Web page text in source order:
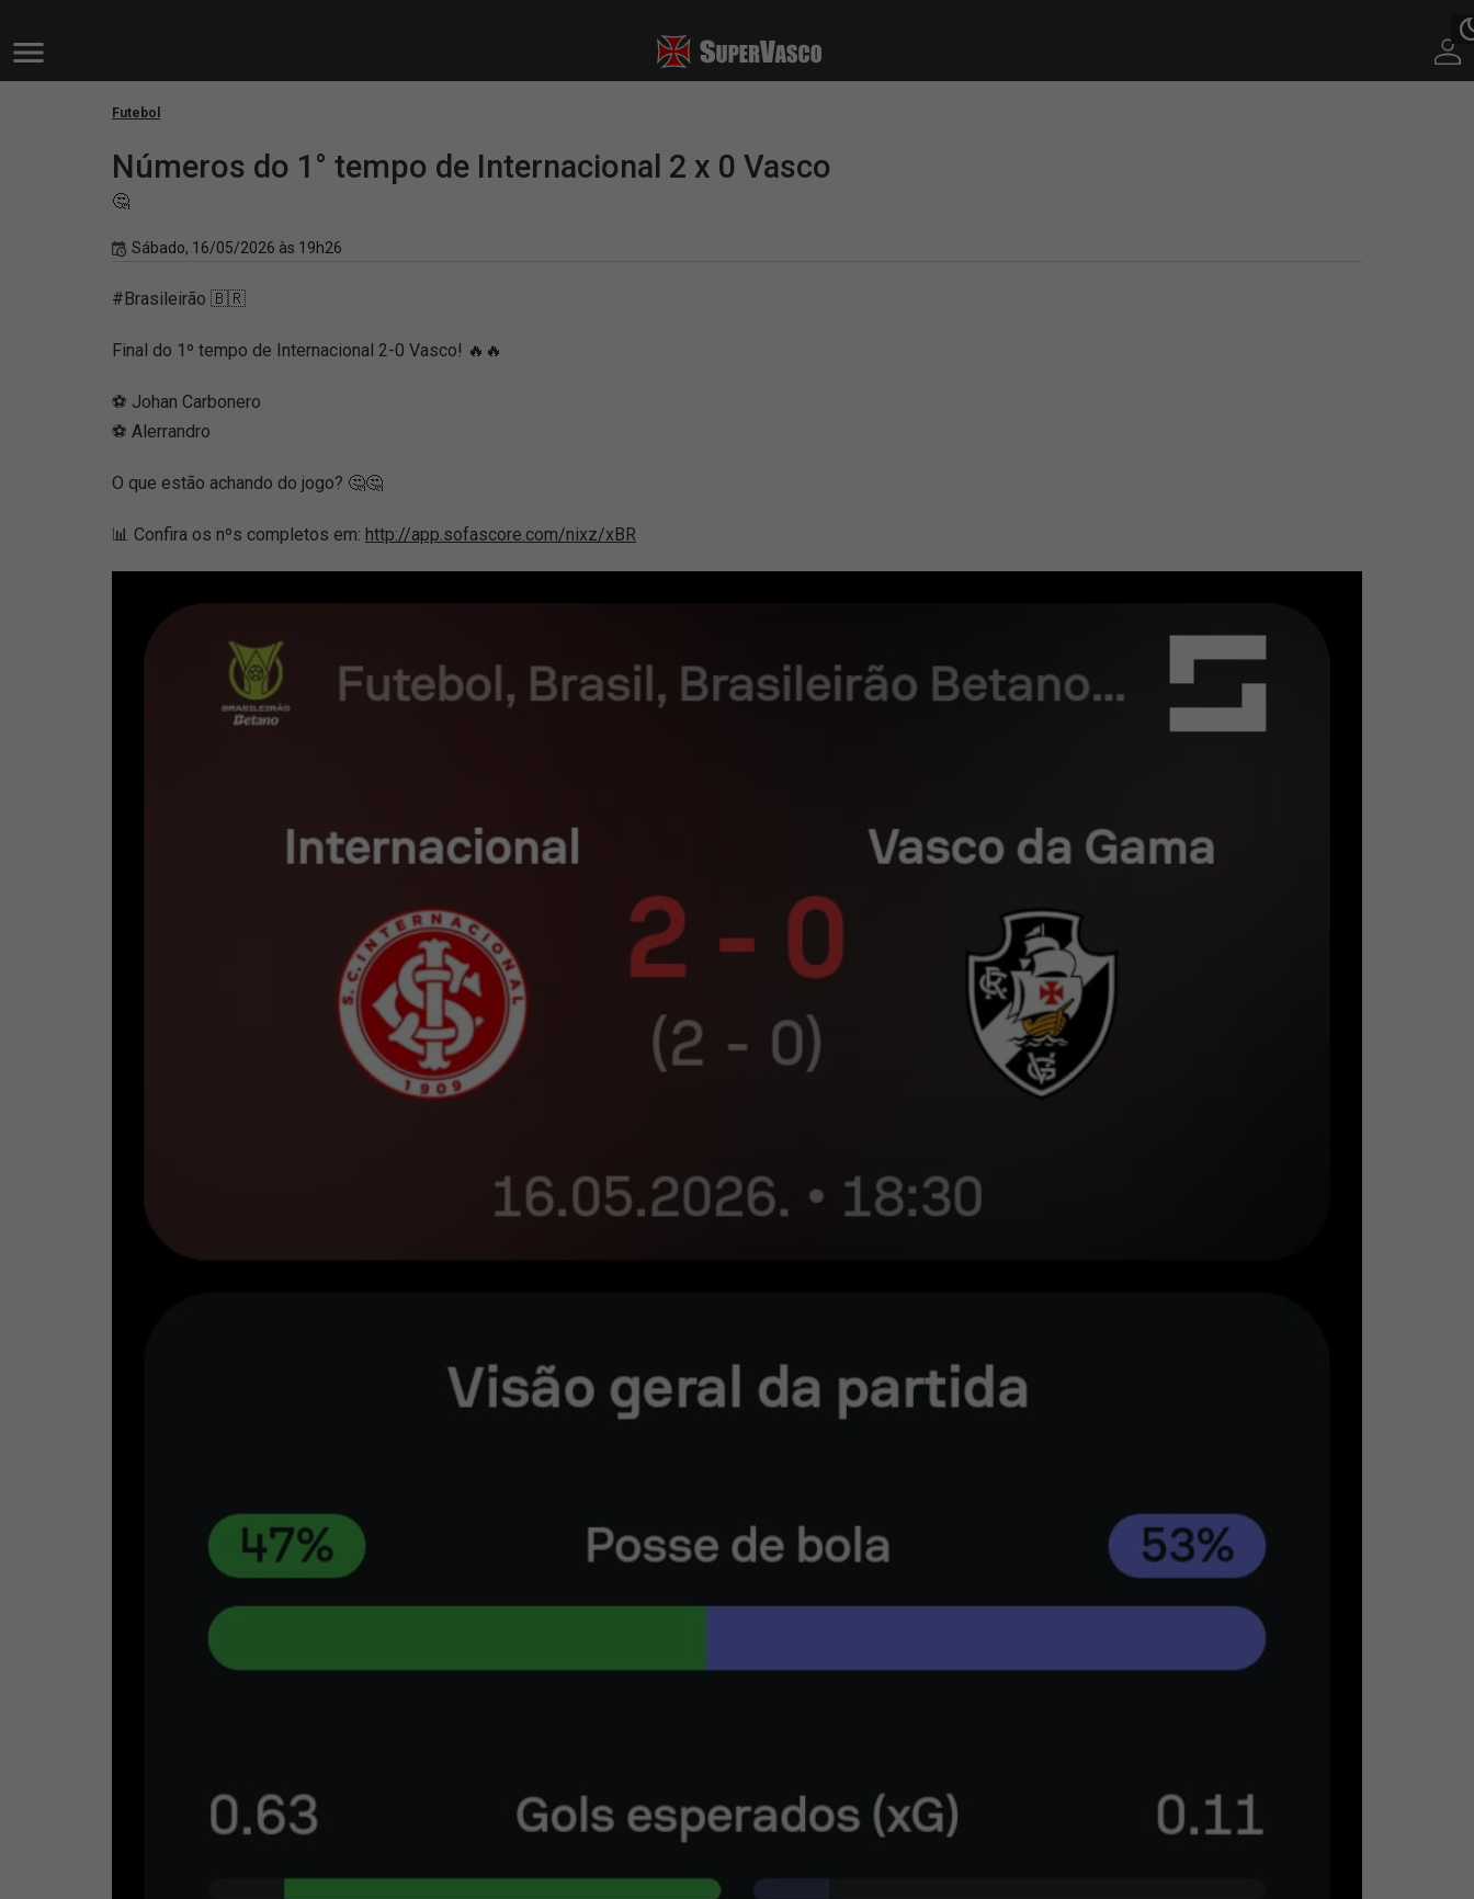
Futebol
Números do 1° tempo de Internacional 2 x 0 Vasco
🤔
Sábado, 16/05/2026 às 19h26
#Brasileirão 🇧🇷
Final do 1º tempo de Internacional 2-0 Vasco! 🔥🔥
⚽ Johan Carbonero
⚽ Alerrandro
O que estão achando do jogo? 🤔🤔
📊 Confira os nºs completos em: http://app.sofascore.com/nixz/xBR